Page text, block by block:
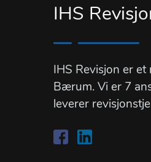
IHS
IHS Revisjon er
Bærum. Vi er 7
leverer